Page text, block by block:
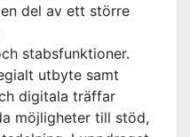
del av ett större
stabsfunktioner.
utbyte samt
digitala träffar
möjligheter till stöd,